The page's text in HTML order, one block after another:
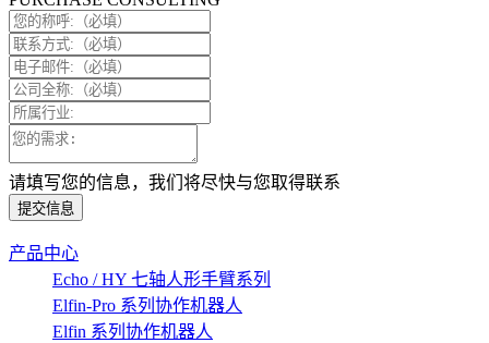
请填写您的信息，我们将尽快与您取得联系
提交信息
产品中心
Echo / HY 七轴人形手臂系列
Elfin-Pro 系列协作机器人
Elfin 系列协作机器人